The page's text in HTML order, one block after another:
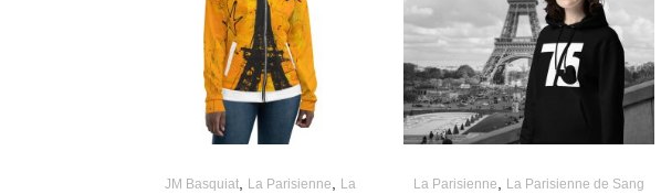
JM Basquiat, La Parisienne
La
La Parisienne
La Parisienne de Sang